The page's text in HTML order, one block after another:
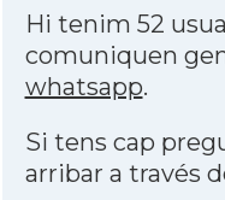
Hi tenim 52
comuniquen
whatsapp.
Si tens cap
arribar a través